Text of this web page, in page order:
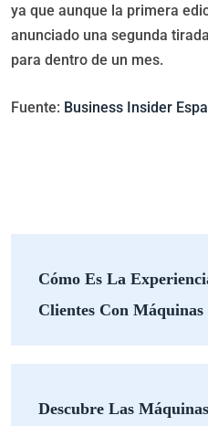
ya que aunque la primera
anunciado una segunda
para dentro de un mes.
Fuente: Business Insider
Cómo Es La
Clientes Con
Descubre Las